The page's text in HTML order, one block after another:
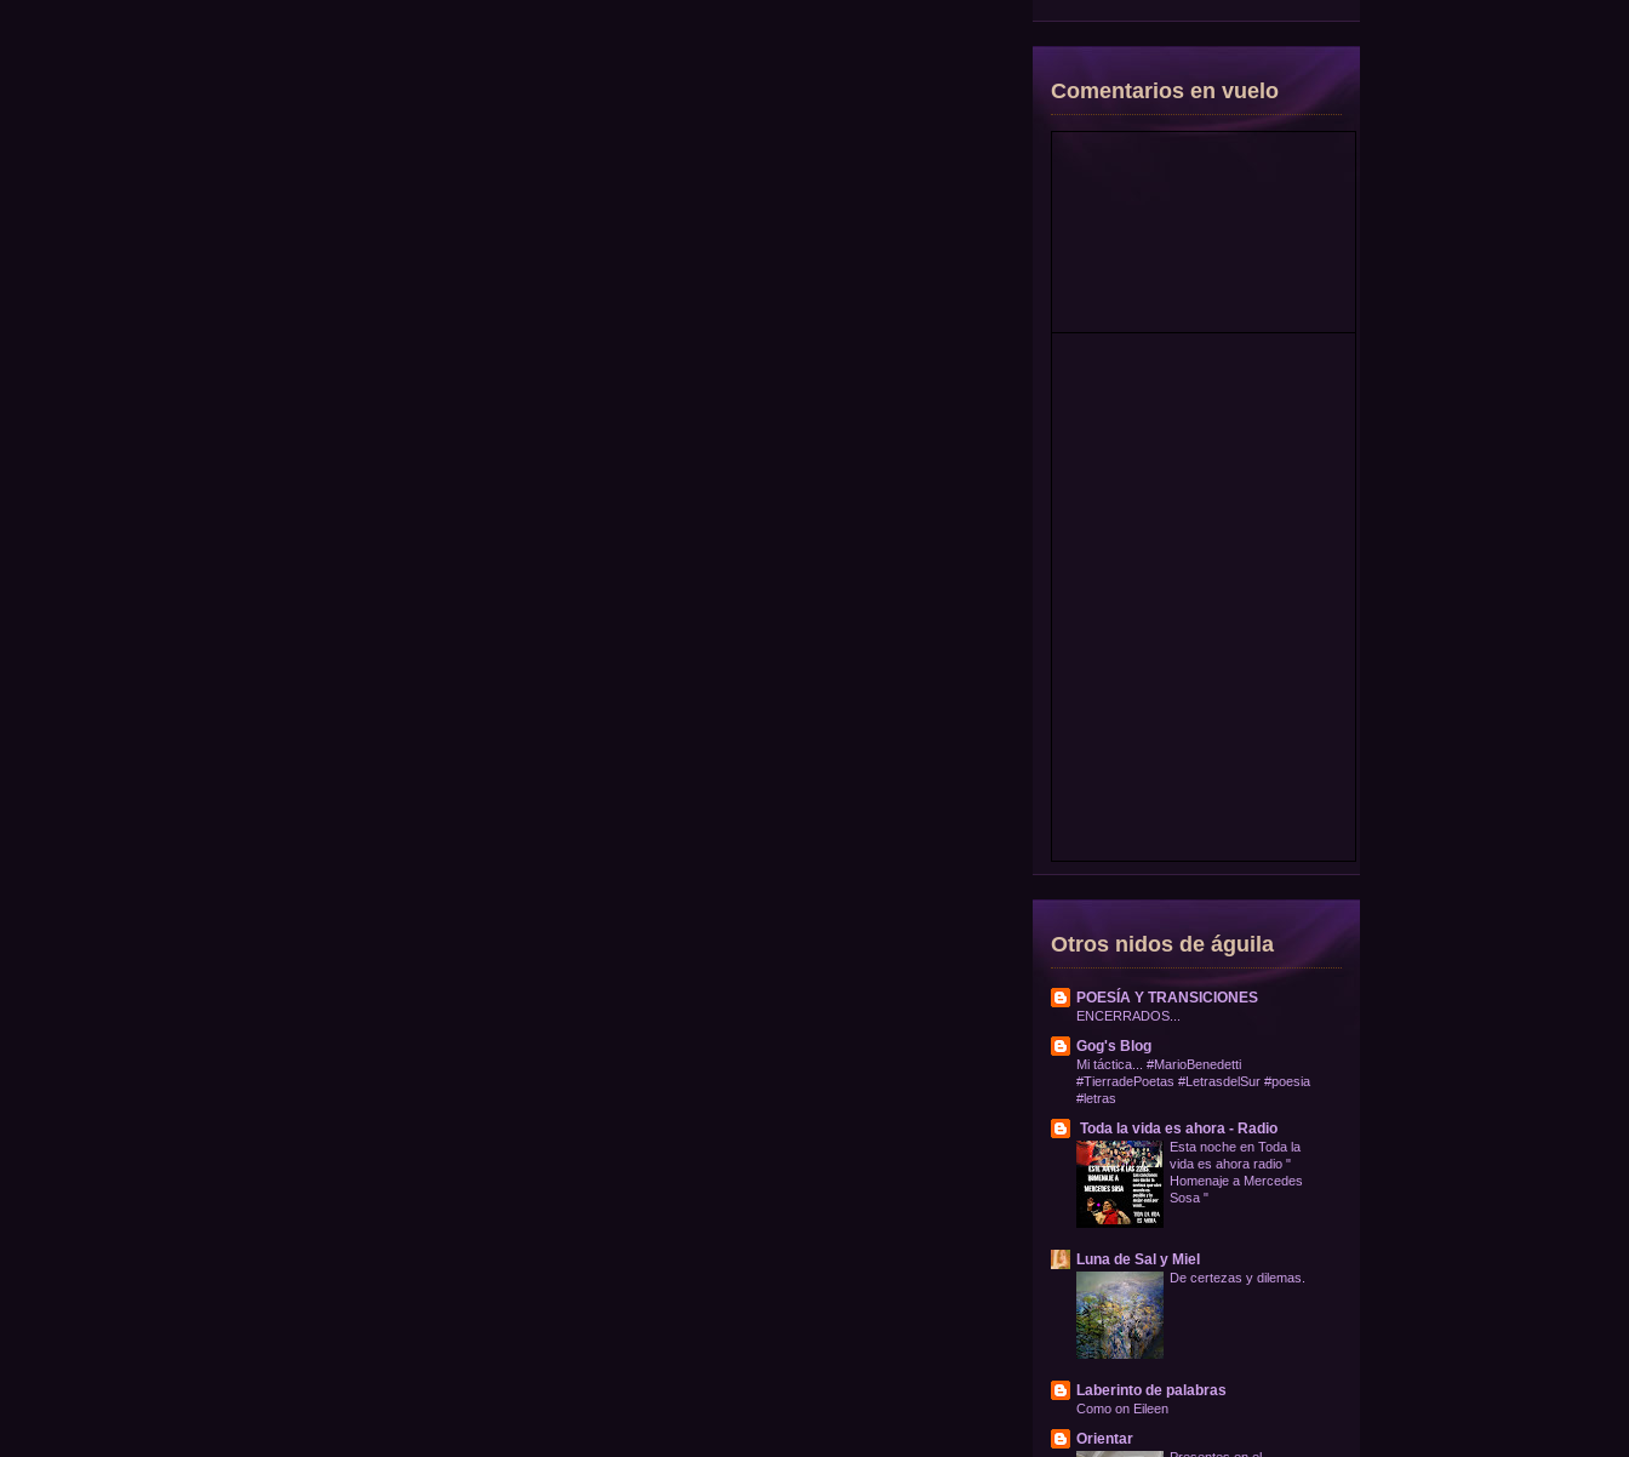
Comentarios en vuelo
Otros nidos de águila
POESÍA Y TRANSICIONES
ENCERRADOS...
Gog's Blog
Mi táctica... #MarioBenedetti
#TierradePoetas #LetrasdelSur #poesia
#letras
Toda la vida es ahora - Radio
Esta noche en Toda la
vida es ahora radio "
Homenaje a Mercedes
Sosa "
Luna de Sal y Miel
De certezas y dilemas.
Laberinto de palabras
Como on Eileen
Orientar